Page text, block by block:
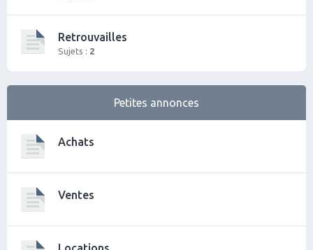
Retrouvailles
Sujets : 2
Petites annonces
Achats
Ventes